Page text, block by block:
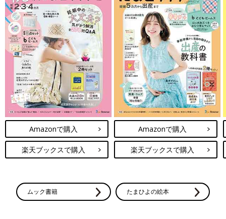
Amazonで購入
楽天ブックスで購入
Amazonで購入
楽天ブックスで購入
ムック書籍 たまひよの絵本